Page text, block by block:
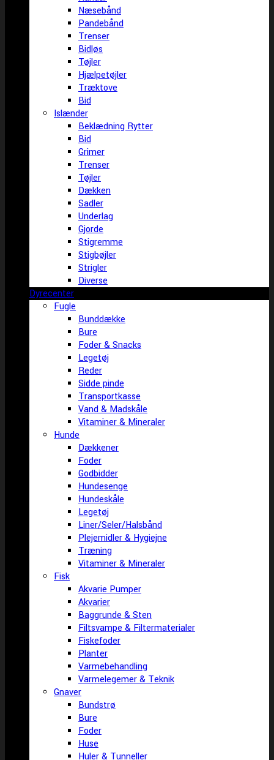
Næsebånd
Pandebånd
Trenser
Bidløs
Tøjler
Hjælpetøjler
Træktove
Bid
Islænder
Beklædning Rytter
Bid
Grimer
Trenser
Tøjler
Dækken
Sadler
Underlag
Gjorde
Stigremme
Stigbøjler
Strigler
Diverse
Dyrecenter
Fugle
Bunddække
Bure
Foder & Snacks
Legetøj
Reder
Sidde pinde
Transportkasse
Vand & Madskåle
Vitaminer & Mineraler
Hunde
Dækkener
Foder
Godbidder
Hundesenge
Hundeskåle
Legetøj
Liner/Seler/Halsbånd
Plejemidler & Hygiejne
Træning
Vitaminer & Mineraler
Fisk
Akvarie Pumper
Akvarier
Baggrunde & Sten
Filtsvampe & Filtermaterialer
Fiskefoder
Planter
Varmebehandling
Varmelegemer & Teknik
Gnaver
Bundstrø
Bure
Foder
Huse
Huler & Tunneller